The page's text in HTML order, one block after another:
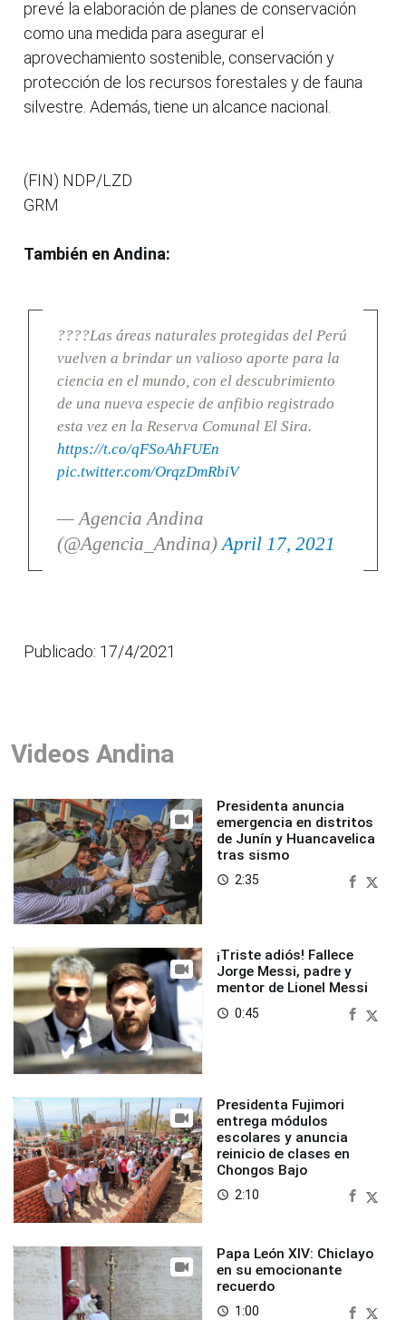
prevé la elaboración de planes de conservación
como una medida para asegurar el
aprovechamiento sostenible, conservación y
protección de los recursos forestales y de fauna
silvestre. Además, tiene un alcance nacional.
(FIN) NDP/LZD
GRM
También en Andina:
????Las áreas naturales protegidas del Perú
vuelven a brindar un valioso aporte para la
ciencia en el mundo, con el descubrimiento
de una nueva especie de anfibio registrado
esta vez en la Reserva Comunal El Sira.
https://t.co/qFSoAhFUEn
pic.twitter.com/OrqzDmRbiV
— Agencia Andina
(@Agencia_Andina)April 17, 2021
Publicado: 17/4/2021
Videos Andina
Presidenta anuncia
emergencia en distritos
de Junín y Huancavelica
tras sismo
access_time 2:35
¡Triste adiós! Fallece
Jorge Messi, padre y
mentor de Lionel Messi
access_time 0:45
Presidenta Fujimori
entrega módulos
escolares y anuncia
reinicio de clases en
Chongos Bajo
access_time 2:10
Papa León XIV: Chiclayo
en su emocionante
recuerdo
access_time 1:00